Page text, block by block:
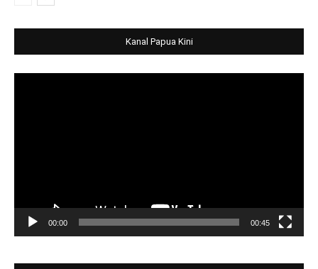
Kanal Papua Kini
00:00 00:45